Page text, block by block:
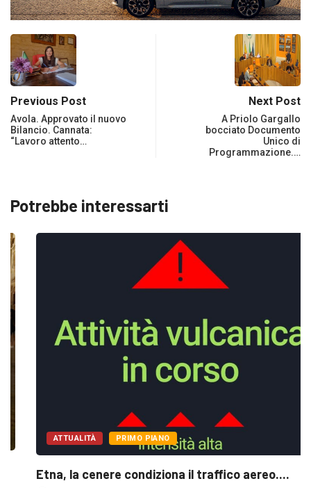
Previous Post
Avola. Approvato il nuovo
Bilancio. Cannata:
“Lavoro attento…
Next Post
A Priolo Gargallo
bocciato Documento
Unico di
Programmazione.…
Potrebbe interessarti
ATTUALITÀ PRIMO PIANO
Etna, la cenere condiziona il traffico aereo....